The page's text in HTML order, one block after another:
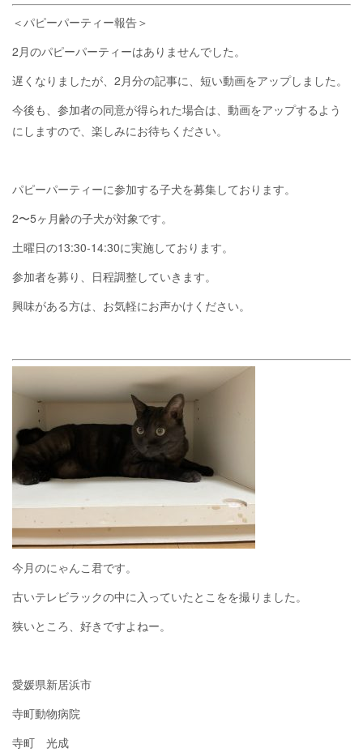
＜パピーパーティー報告＞
2月のパピーパーティーはありませんでした。
遅くなりましたが、2月分の記事に、短い動画をアップしました。
今後も、参加者の同意が得られた場合は、動画をアップするよう
にしますので、楽しみにお待ちください。
パピーパーティーに参加する子犬を募集しております。
2〜5ヶ月齢の子犬が対象です。
土曜日の13:30-14:30に実施しております。
参加者を募り、日程調整していきます。
興味がある方は、お気軽にお声かけください。
今月のにゃんこ君です。
古いテレビラックの中に入っていたとこをを撮りました。
狭いところ、好きですよねー。
愛媛県新居浜市
寺町動物病院
寺町 光成